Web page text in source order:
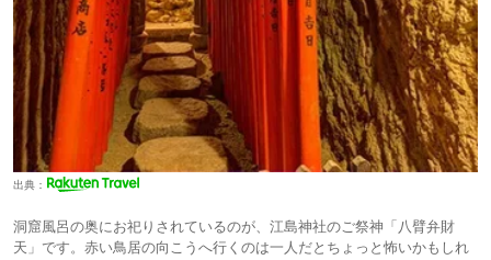
出典：
洞窟風呂の奥にお祀りされているのが、江島神社のご祭神「八臂弁財
天」です。赤い鳥居の向こうへ行くのは一人だとちょっと怖いかもしれ